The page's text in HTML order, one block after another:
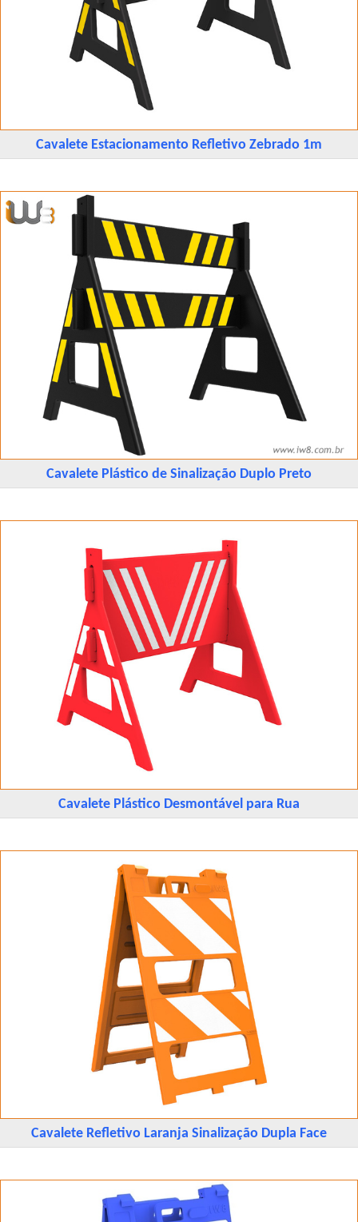
Cavalete Estacionamento Refletivo Zebrado 1m
Cavalete Plástico de Sinalização Duplo Preto
Cavalete Plástico Desmontável para Rua
Cavalete Refletivo Laranja Sinalização Dupla Face